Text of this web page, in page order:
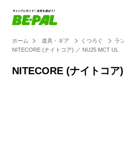
ホーム 道具・ギア くつろぐ
ラ
NITECORE (ナイトコア) ／ NU25 MCT UL
NITECORE (ナイトコ